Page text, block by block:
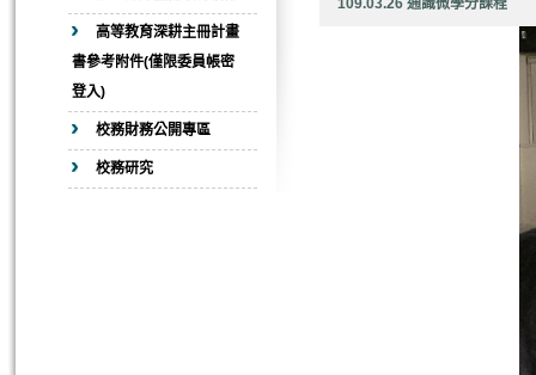
高等教育深耕主冊計畫
書參考附件(僅限委員帳密
登入)
校務財務公開專區
校務研究
109.03.26 通識微學分課程